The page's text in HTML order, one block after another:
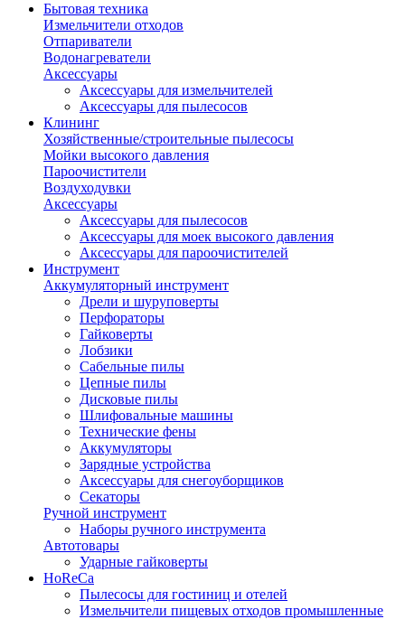
Бытовая техника
Измельчители отходов
Отпариватели
Водонагреватели
Аксессуары
Аксессуары для измельчителей
Аксессуары для пылесосов
Клининг
Хозяйственные/строительные пылесосы
Мойки высокого давления
Пароочистители
Воздуходувки
Аксессуары
Аксессуары для пылесосов
Аксессуары для моек высокого давления
Аксессуары для пароочистителей
Инструмент
Аккумуляторный инструмент
Дрели и шуруповерты
Перфораторы
Гайковерты
Лобзики
Сабельные пилы
Цепные пилы
Дисковые пилы
Шлифовальные машины
Технические фены
Аккумуляторы
Зарядные устройства
Аксессуары для снегоуборщиков
Секаторы
Ручной инструмент
Наборы ручного инструмента
Автотовары
Ударные гайковерты
HoReCa
Пылесосы для гостиниц и отелей
Измельчители пищевых отходов промышленные